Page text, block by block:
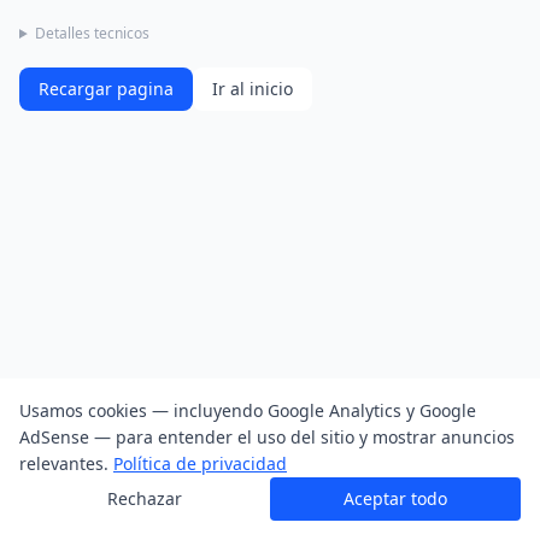
Detalles tecnicos
Recargar pagina Ir al inicio
Usamos cookies — incluyendo Google Analytics y Google
AdSense — para entender el uso del sitio y mostrar anuncios
relevantes. Política de privacidad
Rechazar
Aceptar todo